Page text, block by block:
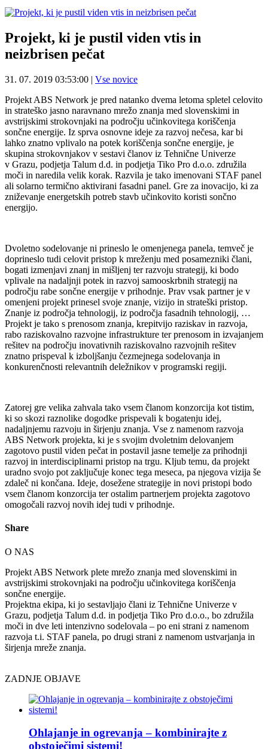
Projekt, ki je pustil viden vtis in
neizbrisen pečat
31. 07. 2019 03:53:00 | Vse novice
Projekt ABS Network je pred natanko dvema letoma spletel celovito
in strateško jasno naravnano mrežo znanja med slovenskimi in
avstrijskimi strokovnjaki na področju učinkovitega koriščenja
sončne energije. Iz sprva osnovne ideje za razvoj nečesa, kar bi
lahko znatno vplivalo na potek koriščenja sončne energije, je
skupina strokovnjakov v sestavi članov iz Tehnične Univerze
v Grazu, podjetja Talum d.d. in podjetja Tiko Pro d.o.o. združila
moči in naredila velik korak. Razvila je tako imenovani STAF panel
ali solarno termično aktivirani fasadni panel. Gre za inovacijo, ki za
zniževanje energetskih potreb stavb učinkovito koristi sončno
energijo.
Dvoletno sodelovanje ni prineslo le omenjenega panela, temveč je
doprineslo tudi celovit pristop k mreženju med posamezniki člani,
bogati izmenjavi znanj in mišljenj ter razvoju strategij, ki bodo
vplivale na nadaljnji potek in razvoj samooskrbnih strategij na
področju rabe sončne energije v prihodnje. Prav vsak partner je v
omenjeni projekt prinesel svoje znanje, vizijo in strateški pristop.
Znanje iz področja tehnologij, iz področja fasadnih tehnologij, …
Projekt je tako s prenosom znanja, krepitvijo raziskav in razvoja,
rabo raziskovalno razvojne infrastrukture ter prenosom in izvajanjem
rešitev na področju inovativnih raziskovalno razvojnih rešitev
znatno prispeval k izboljšanju čezmejnega sodelovanja in
konkurenčnosti relevantnih deležnikov v programski regiji.
Zatorej gre velika zahvala tako vsem članom konzorcija kot tistim,
ki so skozi raznolike dogodke prispevali k bogatenju idej,
nadaljnjemu razvoju in širjenju znanja. Vse z namenom razvoja
ABS Network projekta, ki je s svojim dvoletnim delovanjem
zagotovo pustil viden pečat in postavil jasne temelje za prihodnji
razvoj in interdisciplinarni pristop na trgu. Kljub temu, da projekt
uradno svojo pot zaključuje konec tega meseca, pa njegova vizija še
zdaleč ni končana. Ideje, dosežene strategije in novi pristopi bodo
vsem članom konzorcija ter ostalim partnerjem projekta zagotovo
omogočali razvoj novih idej tudi v prihodnje.
Share
O NAS
Projekt ABS Network plete mrežo znanja med slovenskimi in
avstrijskimi strokovnjaki na področju učinkovitega koriščenja
sončne energije.
Projektna ekipa, ki jo sestavljajo člani iz Tehnične Univerze v
Grazu, podjetja Talum d.d. in podjetja Tiko Pro d.o.o., bo združila
moči in dve leti intenzivno sodelovala – po eni strani z namenom
razvoja t.i. STAF panela, po drugi strani z namenom ustvarjanja in
širjenja mreže znanja.
ZADNJE OBJAVE
Ohlajanje in ogrevanja – kombinirajte z
obstoječimi sistemi!